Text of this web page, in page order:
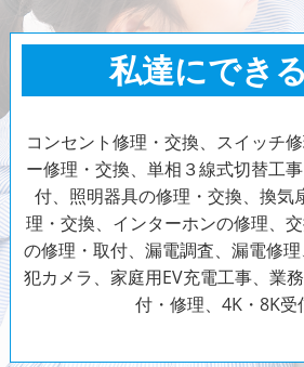
私達にでき
コンセント修理・交換、スイッチ
ー修理・交換、単相３線式切替工
付、照明器具の修理・交換、換気
理・交換、インターホンの修理、
の修理・取付、漏電調査、漏電修理
犯カメラ、家庭用EV充電工事、業
付・修理、4K・8K受